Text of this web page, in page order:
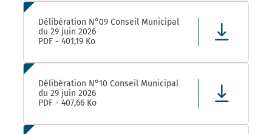
Délibération N°09 Conseil Municipal
du 29 juin 2026
PDF - 401,19 Ko
Délibération N°10 Conseil Municipal
du 29 juin 2026
PDF - 407,66 Ko